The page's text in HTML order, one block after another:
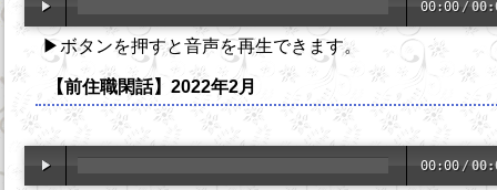
00:00 /
▶ボタンを押すと音声を再生できます。
【前住職閑話】2022年2月
00:00 /